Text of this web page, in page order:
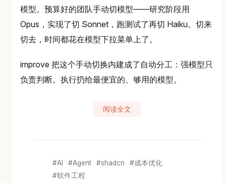
模型。预算好的团队手动切模型——研究阶段用
Opus，实现了切 Sonnet，跑测试了再切 Haiku。切来
切去，时间都花在模型下拉菜单上了。
improve 把这个手动切换内建成了自动分工：强模型只
负责判断。执行扔给最便宜的、够用的模型。
阅读全文
AI Agent shadcn
成本优化
软件工程